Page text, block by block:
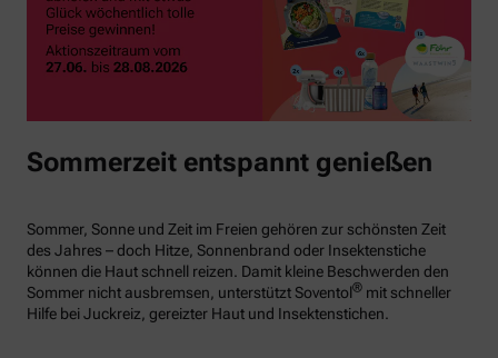
Sommerzeit entspannt genießen
Sommer, Sonne und Zeit im Freien gehören zur schönsten Zeit
des Jahres – doch Hitze, Sonnenbrand oder Insektenstiche
können die Haut schnell reizen. Damit kleine Beschwerden den
Sommer nicht ausbremsen, unterstützt Soventol® mit schneller
Hilfe bei Juckreiz, gereizter Haut und Insektenstichen.